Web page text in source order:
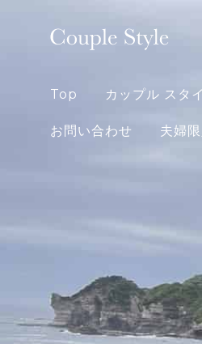
Top カップル スタ
お問い合わせ 夫婦